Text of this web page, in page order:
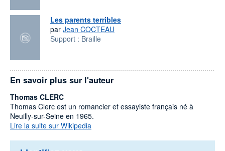
Les parents terribles
par Jean COCTEAU
Support : Braille
En savoir plus sur l'auteur
Thomas CLERC
Thomas Clerc est un romancier et essayiste français né à
Neuilly-sur-Seine en 1965.
Lire la suite sur Wikipedia